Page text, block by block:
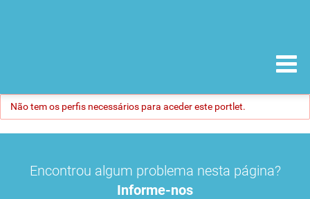
Não tem os perfis necessários para aceder este portlet.
Encontrou algum problema nesta página?
Informe-nos